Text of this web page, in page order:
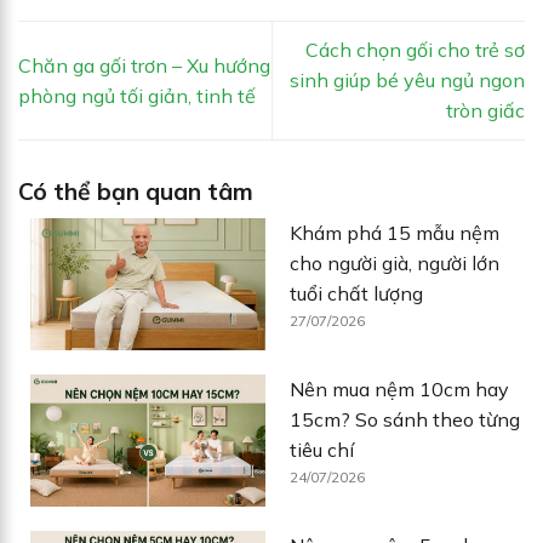
Chăn ga gối trơn – Xu hướng
phòng ngủ tối giản, tinh tế
Cách chọn gối cho trẻ sơ
sinh giúp bé yêu ngủ ngon
tròn giấc
Có thể bạn quan tâm
Khám phá 15 mẫu nệm
cho người già, người lớn
tuổi chất lượng
27/07/2026
Nên mua nệm 10cm hay
15cm? So sánh theo từng
tiêu chí
24/07/2026